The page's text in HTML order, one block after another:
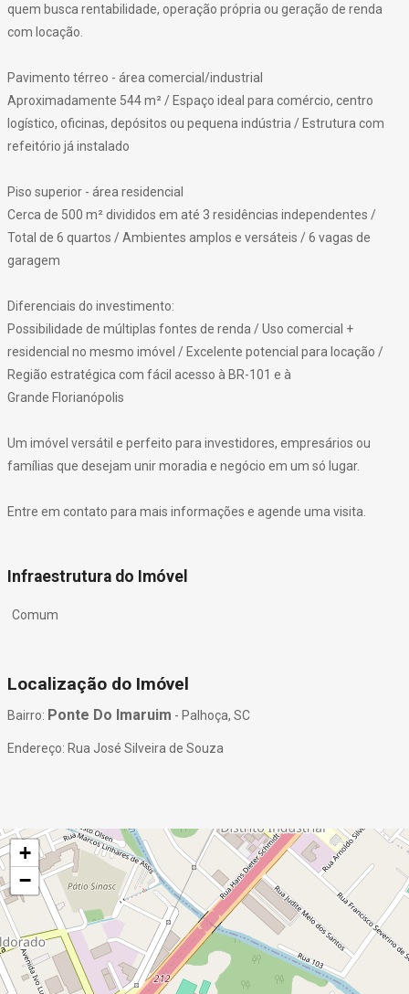
quem busca rentabilidade, operação própria ou geração de renda
com locação.
Pavimento térreo - área comercial/industrial
Aproximadamente 544 m² / Espaço ideal para comércio, centro
logístico, oficinas, depósitos ou pequena indústria / Estrutura com
refeitório já instalado
Piso superior - área residencial
Cerca de 500 m² divididos em até 3 residências independentes /
Total de 6 quartos / Ambientes amplos e versáteis / 6 vagas de
garagem
Diferenciais do investimento:
Possibilidade de múltiplas fontes de renda / Uso comercial +
residencial no mesmo imóvel / Excelente potencial para locação /
Região estratégica com fácil acesso à BR-101 e à
Grande Florianópolis
Um imóvel versátil e perfeito para investidores, empresários ou
famílias que desejam unir moradia e negócio em um só lugar.
Entre em contato para mais informações e agende uma visita.
Infraestrutura do Imóvel
Comum
Localização do Imóvel
Bairro: Ponte Do Imaruim - Palhoça, SC
Endereço: Rua José Silveira de Souza
+
−